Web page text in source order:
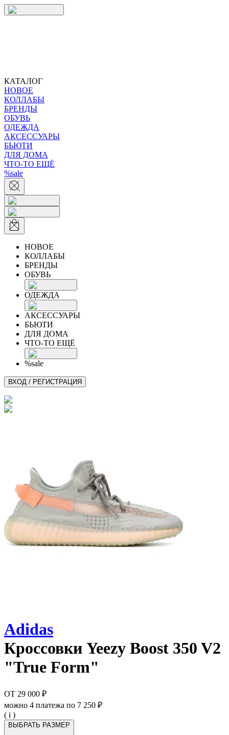
КАТАЛОГ
НОВОЕ
КОЛЛАБЫ
БРЕНДЫ
ОБУВЬ
ОДЕЖДА
АКСЕССУАРЫ
БЬЮТИ
ДЛЯ ДОМА
ЧТО-ТО ЕЩЁ
%sale
НОВОЕ
КОЛЛАБЫ
БРЕНДЫ
ОБУВЬ
ОДЕЖДА
АКСЕССУАРЫ
БЬЮТИ
ДЛЯ ДОМА
ЧТО-ТО ЕЩЁ
%sale
ВХОД / РЕГИСТРАЦИЯ
Adidas
Кроссовки Yeezy Boost 350 V2
"True Form"
ОТ 29 000 ₽
можно 4 платежа по 7 250 ₽
( i )
ВЫБРАТЬ РАЗМЕР